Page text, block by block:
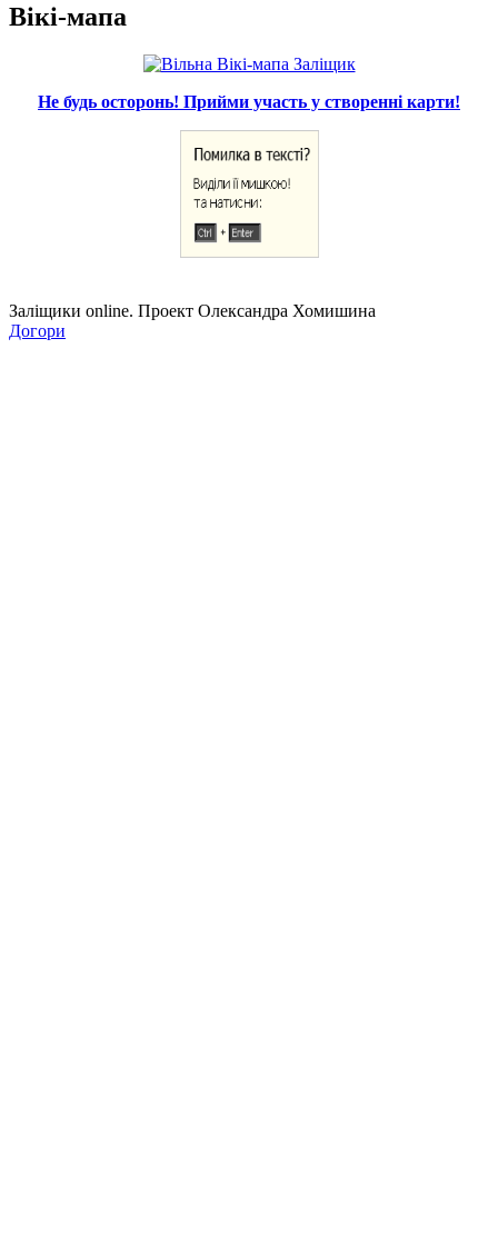
Вікі-мапа
Не будь осторонь! Прийми участь у створенні карти!
Заліщики online. Проект Олександра Хомишина
Догори